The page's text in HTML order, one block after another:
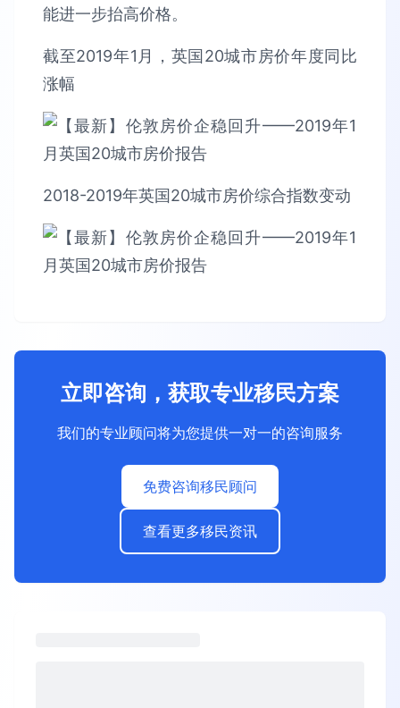
能进一步抬高价格。
截至2019年1月，英国20城市房价年度同比
涨幅
2018-2019年英国20城市房价综合指数变动
立即咨询，获取专业移民方案
我们的专业顾问将为您提供一对一的咨询服务
免费咨询移民顾问
查看更多移民资讯